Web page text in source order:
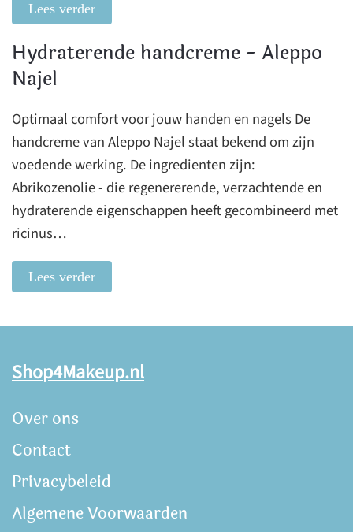
Lees verder
Hydraterende handcreme - Aleppo
Najel
Optimaal comfort voor jouw handen en nagels De
handcreme van Aleppo Najel staat bekend om zijn
voedende werking. De ingredienten zijn:
Abrikozenolie - die regenererende, verzachtende en
hydraterende eigenschappen heeft gecombineerd met
ricinus…
Lees verder
Shop4Makeup.nl
Over ons
Contact
Privacybeleid
Algemene Voorwaarden